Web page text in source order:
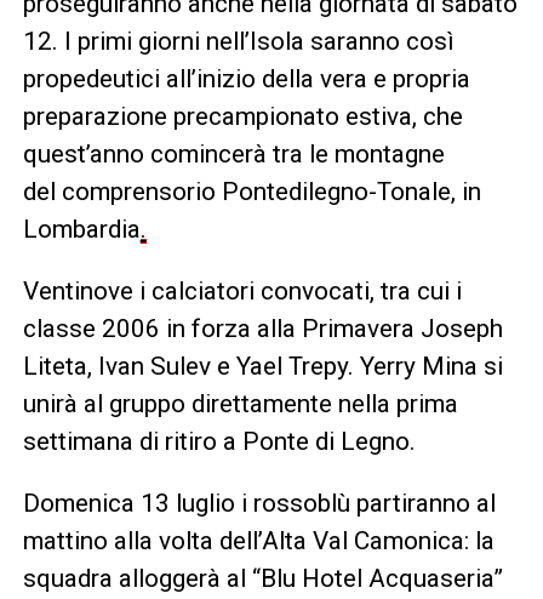
12. I primi giorni nell’Isola saranno così
propedeutici all’inizio della vera e propria
preparazione precampionato estiva, che
quest’anno comincerà tra le montagne
del comprensorio Pontedilegno-Tonale, in
Lombardia.
Ventinove i calciatori convocati, tra cui i
classe 2006 in forza alla Primavera Joseph
Liteta, Ivan Sulev e Yael Trepy. Yerry Mina si
unirà al gruppo direttamente nella prima
settimana di ritiro a Ponte di Legno.
Domenica 13 luglio i rossoblù partiranno al
mattino alla volta dell’Alta Val Camonica: la
squadra alloggerà al “Blu Hotel Acquaseria”